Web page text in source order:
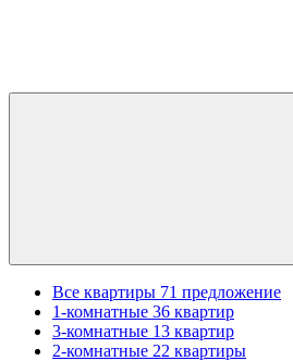
Все квартиры 71 предложение
1-комнатные 36 квартир
3-комнатные 13 квартир
2-комнатные 22 квартиры